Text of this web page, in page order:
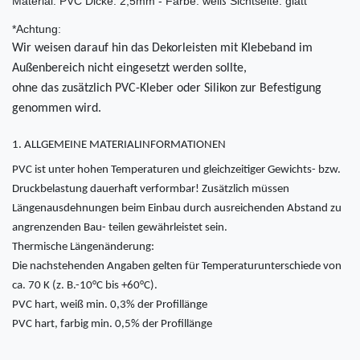
*Achtung:
Wir weisen darauf hin das Dekorleisten mit Klebeband im
Außenbereich nicht eingesetzt werden sollte,
ohne das zusätzlich PVC-Kleber oder Silikon zur Befestigung
genommen wird.
1. ALLGEMEINE MATERIALINFORMATIONEN
PVC ist unter hohen Temperaturen und gleichzeitiger Gewichts- bzw.
Druckbelastung dauerhaft verformbar! Zusätzlich müssen
Längenausdehnungen beim Einbau durch ausreichenden Abstand zu
angrenzenden Bau- teilen gewährleistet sein.
Thermische Längenänderung:
Die nachstehenden Angaben gelten für Temperaturunterschiede von
ca. 70 K (z. B.-10°C bis +60°C).
PVC hart, weiß min. 0,3% der Profillänge
PVC hart, farbig min. 0,5% der Profillänge